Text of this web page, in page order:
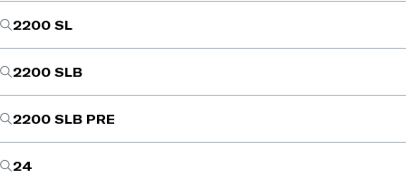
2200 SL
2200 SLB
2200 SLB PRE
24